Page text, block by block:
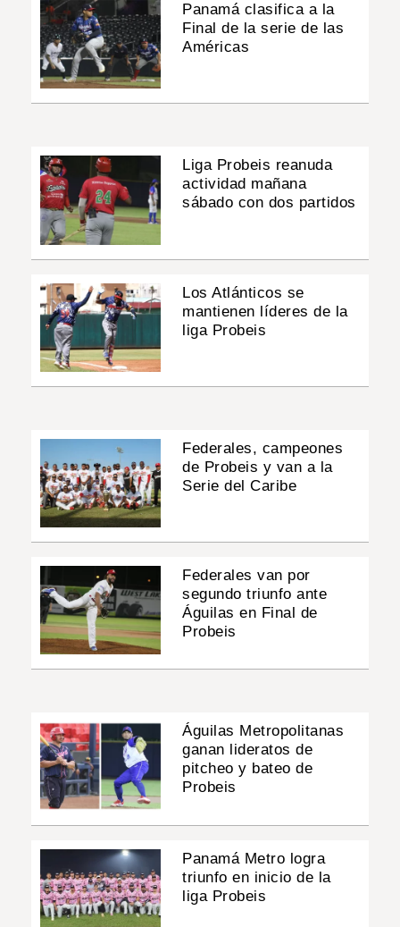
Panamá clasifica a la
Final de la serie de las
Américas
Liga Probeis reanuda
actividad mañana
sábado con dos partidos
Los Atlánticos se
mantienen líderes de la
liga Probeis
Federales, campeones
de Probeis y van a la
Serie del Caribe
Federales van por
segundo triunfo ante
Águilas en Final de
Probeis
Águilas Metropolitanas
ganan lideratos de
pitcheo y bateo de
Probeis
Panamá Metro logra
triunfo en inicio de la
liga Probeis